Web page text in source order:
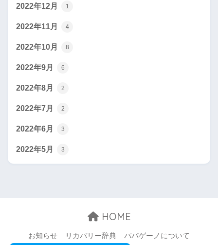
2022年12月 1
2022年11月 4
2022年10月 8
2022年9月 6
2022年8月 2
2022年7月 2
2022年6月 3
2022年5月 3
HOME
お知らせ リカバリー辞典 パパゲーノについて